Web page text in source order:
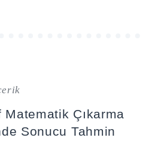
Matematik Çıkarma
Sonucu Tahmin